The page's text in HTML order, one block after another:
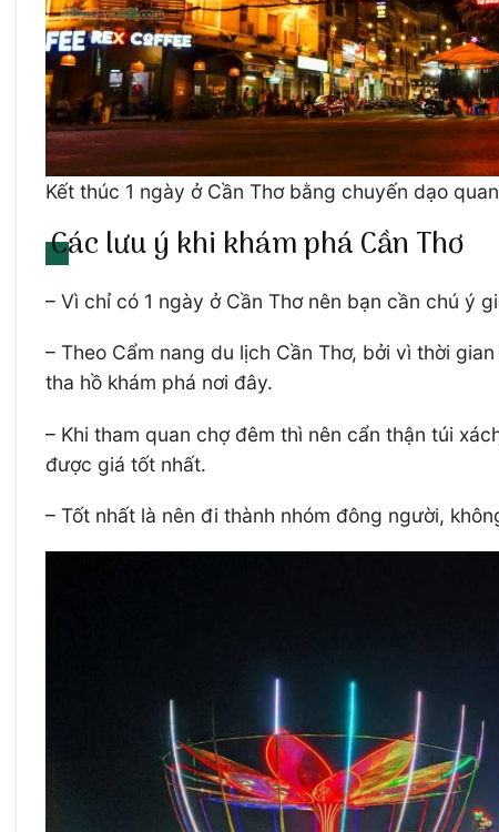
Kết thúc 1 ngày ở Cần Thơ bằng chuyến dạo
Các lưu ý khi khám phá Cần Thơ
– Vì chỉ có 1 ngày ở Cần Thơ nên bạn cần chú ý
– Theo Cẩm nang du lịch Cần Thơ, bởi vì thời
tha hồ khám phá nơi đây.
– Khi tham quan chợ đêm thì nên cẩn thận túi
được giá tốt nhất.
– Tốt nhất là nên đi thành nhóm đông người,